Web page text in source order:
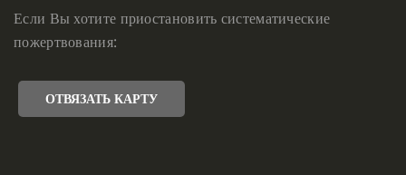
Если Вы хотите приостановить систематические
пожертвования:
ОТВЯЗАТЬ КАРТУ